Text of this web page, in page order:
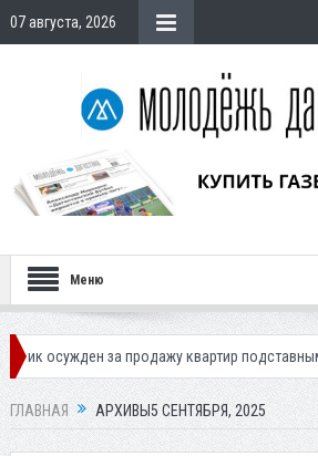
07 августа, 2026
Меню
за продажу квартир подставным покупателям
ГЛАВНАЯ АРХИВЫ5 СЕНТЯБРЯ, 2025